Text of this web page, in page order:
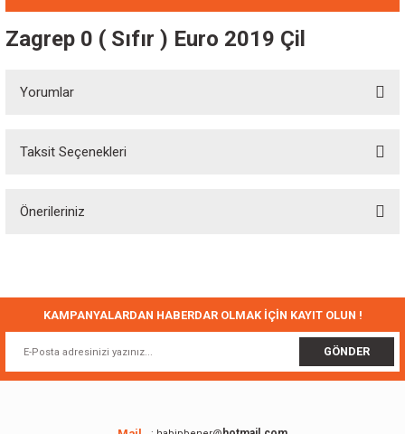
Zagrep 0 ( Sıfır ) Euro 2019 Çil
Yorumlar
Taksit Seçenekleri
Önerileriniz
Ürün resmi kalitesiz, bozuk veya görüntülenemiyor.
Ürün fiyatı diğer sitelerden daha pahalı.
KAMPANYALARDAN HABERDAR OLMAK İÇİN KAYIT OLUN !
GÖNDER